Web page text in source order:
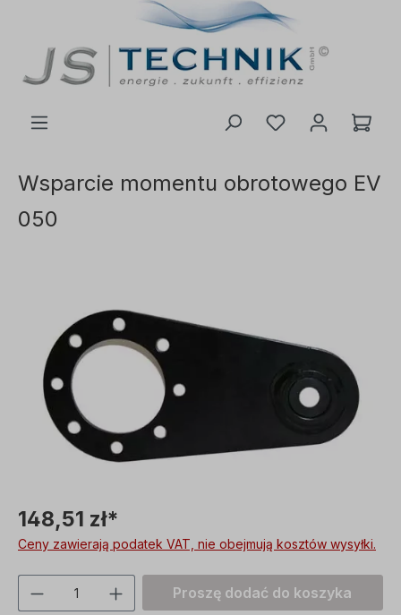
Wsparcie momentu obrotowego EV
050
148,51 zł*
Ceny zawierają podatek VAT, nie obejmują kosztów wysyłki.
Ilość produktu: Proszę wprowadzić
Proszę dodać do koszyka